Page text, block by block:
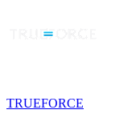
TRUEFORCE